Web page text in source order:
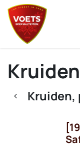
Overslaan naar inhoud
Kruiden,